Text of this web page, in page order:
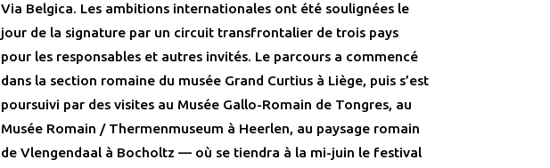
Via Belgica. Les ambitions internationales ont été soulignées le
jour de la signature par un circuit transfrontalier de trois pays
pour les responsables et autres invités. Le parcours a commencé
dans la section romaine du musée Grand Curtius à Liège, puis s’est
poursuivi par des visites au Musée Gallo-Romain de Tongres, au
Musée Romain / Thermenmuseum à Heerlen, au paysage romain
de Vlengendaal à Bocholtz — où se tiendra à la mi-juin le festival